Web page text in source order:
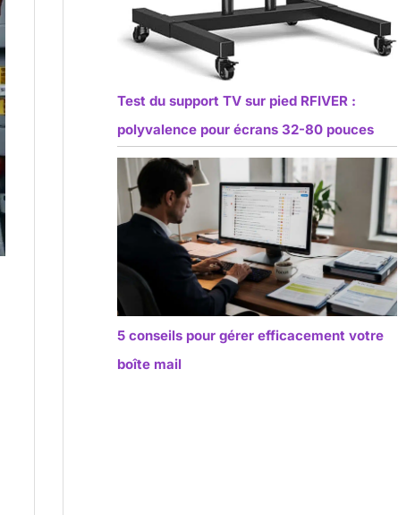
Test du support TV sur pied RFIVER :
polyvalence pour écrans 32-80 pouces
5 conseils pour gérer efficacement votre
boîte mail